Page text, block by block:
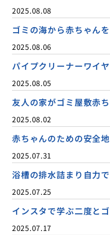
2025.08.08
ゴミの海から赤ちゃん
2025.08.06
パイプクリーナーワイ
2025.08.05
友人の家がゴミ屋敷赤
2025.08.02
赤ちゃんのための安全
2025.07.31
浴槽の排水詰まり自力
2025.07.25
インスタで学ぶ二度と
2025.07.17